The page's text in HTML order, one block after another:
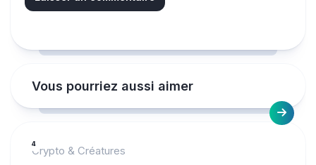
Vous pourriez aussi aimer
4
Crypto & Créatures